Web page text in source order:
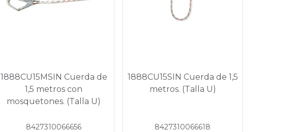
1888CU15MSIN Cuerda de
1,5 metros con
mosquetones. (Talla U)
8427310066656
1888CU15SIN Cuerda de 1,5
metros. (Talla U)
8427310066618